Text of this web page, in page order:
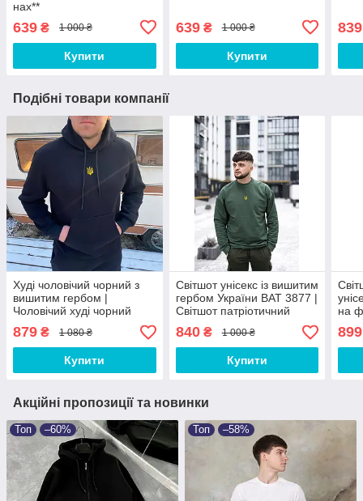
нах**
639 ₴ 1 000 ₴
Купити
639₴ 1 000 ₴
Купити
839
Подібні товари компанії
Худі чоловічий чорний з
вишитим гербом |
Чоловічий худі чорний
весняний BW 999
879 ₴ 1 080 ₴
Купити
Світшот унісекс із вишитим
гербом України BAT 3877 |
Світшот патріотичний
чоловічий весняний
осінній
840₴ 1 000 ₴
Купити
на
899
Акційні пропозиції та новинки
Топ –60% Топ –58%